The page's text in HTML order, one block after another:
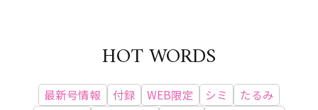
HOT WORDS
最新号情報 付録 WEB限定 シミ
たるみ